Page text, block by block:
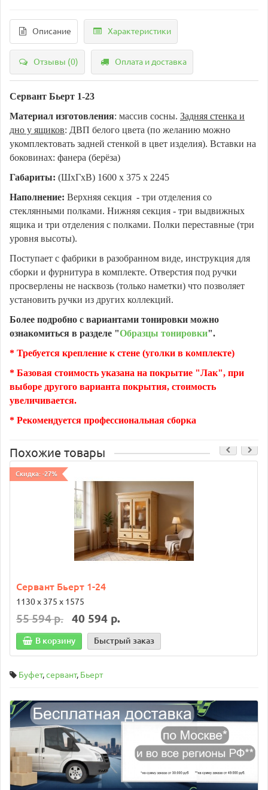
Описание Характеристики
Отзывы (0) Оплата и доставка
Сервант Бьерт 1-23
Материал изготовления: массив сосны. Задняя стенка и
дно у ящиков: ДВП белого цвета (по желанию можно
укомплектовать задней стенкой в цвет изделия). Вставки на
боковинах: фанера (берёза)
Габариты: (ШхГхВ) 1600 х 375 х 2245
Наполнение: Верхняя секция - три отделения со
стеклянными полками. Нижняя секция - три выдвижных
ящика и три отделения с полками. Полки переставные (три
уровня высоты).
Поступает с фабрики в разобранном виде, инструкция для
сборки и фурнитура в комплекте. Отверстия под ручки
просверлены не насквозь (только наметки) что позволяет
установить ручки из других коллекций.
Более подробно с вариантами тонировки можно
ознакомиться в разделе "Образцы тонировки".
* Требуется крепление к стене (уголки в комплекте)
* Базовая стоимость указана на покрытие "Лак", при
выборе другого варианта покрытия, стоимость
увеличивается.
* Рекомендуется профессиональная сборка
Похожие товары
Скидка: -27%
Сервант Бьерт 1-24
1130 х 375 х 1575
55 594 р. 40 594 р.
В корзину Быстрый заказ
Буфет,сервант, Бьерт